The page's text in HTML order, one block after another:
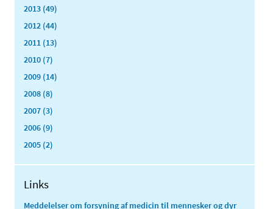
2013 (49)
2012 (44)
2011 (13)
2010 (7)
2009 (14)
2008 (8)
2007 (3)
2006 (9)
2005 (2)
Links
Meddelelser om forsyning af medicin til mennesker og dyr